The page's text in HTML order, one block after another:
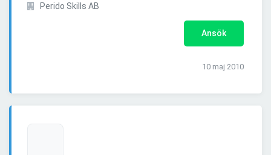
Perido Skills AB
Ansök
10 maj 2010